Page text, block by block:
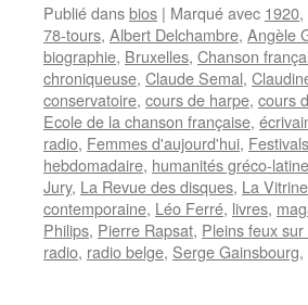
Publié dansbios | Marqué avec 1920,
78-tours, Albert Delchambre, Angèle
biographie, Bruxelles, Chanson
chroniqueuse, Claude Semal,
conservatoire, cours de harpe, cours
Ecole de la chanson française,
radio, Femmes d'aujourd'hui, Festivals
hebdomadaire, humanités gréco-
Jury, La Revue des disques, La
contemporaine, Léo Ferré, livres,
Philips, Pierre Rapsat, Pleins feux
radio, radio belge, Serge Gainsbourg,